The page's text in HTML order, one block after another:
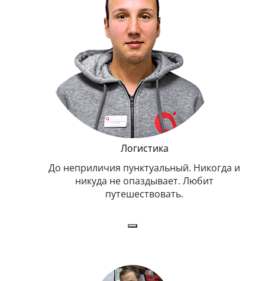
Логистика
До неприличия пунктуальный. Никогда и
никуда не опаздывает. Любит
путешествовать.